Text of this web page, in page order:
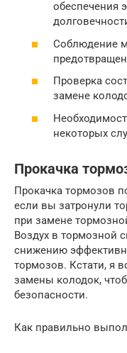
обеспечения
Соблюдение
Проверка
замене
некоторых
Прокачка
Прокачка тормозов
если вы затронули
при замене
Воздух в тормозной
снижению
тормозов. Кстати, я
замены колодок,
безопасности.
Как правильно